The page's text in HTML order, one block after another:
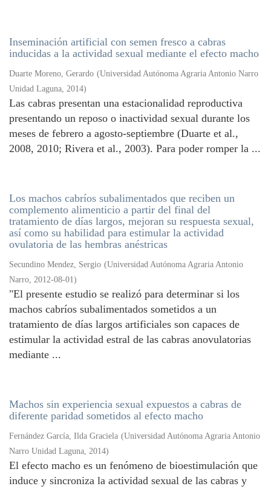
Inseminación artificial con semen fresco a cabras
inducidas a la actividad sexual mediante el efecto macho
Duarte Moreno, Gerardo (Universidad Autónoma Agraria Antonio Narro
Unidad Laguna, 2014)
Las cabras presentan una estacionalidad reproductiva
presentando un reposo o inactividad sexual durante los
meses de febrero a agosto-septiembre (Duarte et al.,
2008, 2010; Rivera et al., 2003). Para poder romper la ...
Los machos cabríos subalimentados que reciben un
complemento alimenticio a partir del final del
tratamiento de días largos, mejoran su respuesta sexual,
así como su habilidad para estimular la actividad
ovulatoria de las hembras anéstricas
Secundino Mendez, Sergio (Universidad Autónoma Agraria Antonio
Narro, 2012-08-01)
"El presente estudio se realizó para determinar si los
machos cabríos subalimentados sometidos a un
tratamiento de días largos artificiales son capaces de
estimular la actividad estral de las cabras anovulatorias
mediante ...
Machos sin experiencia sexual expuestos a cabras de
diferente paridad sometidos al efecto macho
Fernández García, Ilda Graciela (Universidad Autónoma Agraria Antonio
Narro Unidad Laguna, 2014)
El efecto macho es un fenómeno de bioestimulación que
induce y sincroniza la actividad sexual de las cabras y